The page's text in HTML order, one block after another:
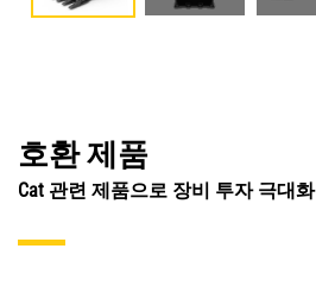
호환 제품
Cat 관련 제품으로 장비 투자 극대화